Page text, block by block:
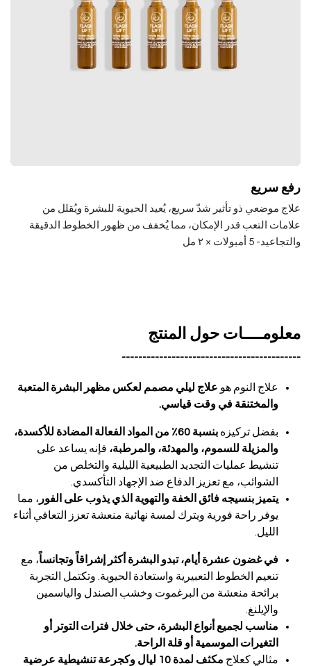
رفع سريع
علاج موضعي ذو تأثير شدّ سريع، يُعيد الحيوية للبشرة ويُقلل من
علامات التعب قدر الإمكان، مما يُخفف من ظهور الخطوط الدقيقة
والتجاعيد- 5
أمبولات × ٢ مل
معلومــــات حول المنتج
-------------------------------------------
علاج النوم هو علاج ليلي مصمم لعكس مظهر البشرة المتعبة
والمختنقة في وقت قياسي.
بفضل تركيزه
بنسبة 60٪ من المواد الفعالة المضادة للأكسدة،
والمزيلة للسموم، والمهدئة، والمرطبة، فإنه يساعد على
تنشيط عمليات التجديد الطبيعية الليلية والتخلص من
الشوائب، مع تعزيز الدفاع ضد الإجهاد التأكسدي.
يتميز بنسيجه فائق الخفة والتهوية الذي يذوب على الفور ، مما
يوفر راحة فورية ويترك لمسة نهائية منعشة تعزز التعافي أثناء
الليل.
في غضون عشرة أيام، تبدو البشرة أكثر إشراقاً وتجانساً، مع
تنعيم الخطوط التعبيرية واستعادة الحيوية. وتكتمل التجربة
برائحة منعشة من البرغموت وخشب الصندل والياسمين
والإيلنغ.
مناسب لجميع أنواع البشرة، حتى خلال فترات التوتر أو
التغيرات الموسمية أو قلة الراحة.
مثالي كعلاج
مكثف لمدة 10 ليال وكجرعة تنشيطية عرضية